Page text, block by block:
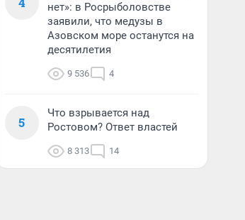
нет»: в Росрыболовстве
заявили, что медузы в
Азовском море останутся на
десятилетия
9 536 4
5
Что взрывается над
Ростовом? Ответ властей
8 313 14